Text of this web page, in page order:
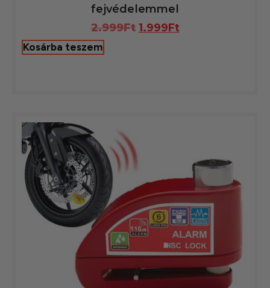
fejvédelemmel
2.999Ft 1.999Ft
Kosárba teszem